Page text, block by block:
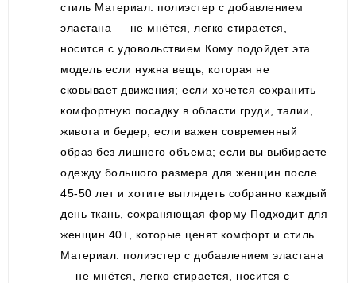
стиль Материал: полиэстер с добавлением
эластана — не мнётся, легко стирается,
носится с удовольствием Кому подойдет эта
модель если нужна вещь, которая не
сковывает движения; если хочется сохранить
комфортную посадку в области груди, талии,
живота и бедер; если важен современный
образ без лишнего объема; если вы выбираете
одежду большого размера для женщин после
45-50 лет и хотите выглядеть собранно каждый
день ткань, сохраняющая форму Подходит для
женщин 40+, которые ценят комфорт и стиль
Материал: полиэстер с добавлением эластана
— не мнётся, легко стирается, носится с